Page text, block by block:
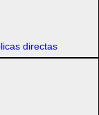
directas